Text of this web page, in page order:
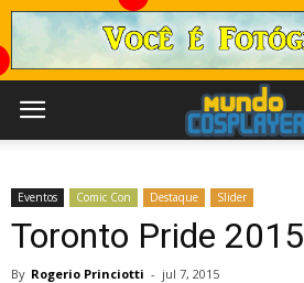
Eventos Comic Con Destaque Slider
Toronto Pride 2015
By Rogerio Princiotti - jul 7, 2015